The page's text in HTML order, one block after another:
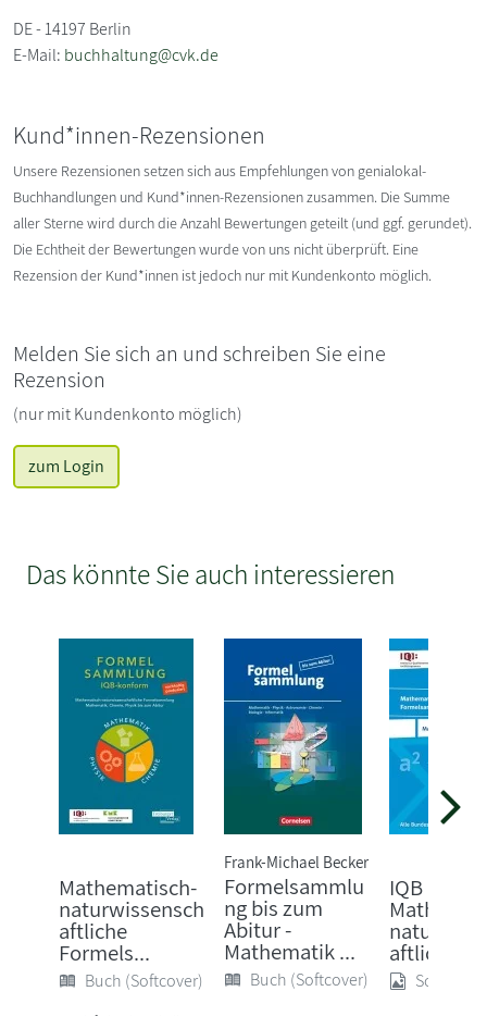
DE - 14197 Berlin
E-Mail: buchhaltung@cvk.de
Kund*innen-Rezensionen
Unsere Rezensionen setzen sich aus Empfehlungen von genialokal-
Buchhandlungen und Kund*innen-Rezensionen zusammen. Die Summe
aller Sterne wird durch die Anzahl Bewertungen geteilt (und ggf. gerundet).
Die Echtheit der Bewertungen wurde von uns nicht überprüft. Eine
Rezension der Kund*innen ist jedoch nur mit Kundenkonto möglich.
Melden Sie sich an und schreiben Sie eine
Rezension
(nur mit Kundenkonto möglich)
zum Login
Das könnte Sie auch interessieren
Mathematisch-
naturwissensch
aftliche
Formels...
Buch (Softcover)
Frank-Michael Becker
Formelsammlu
ng bis zum
Abitur -
Mathematik ...
Buch (Softcover)
IQB
aftliche
Sonstige